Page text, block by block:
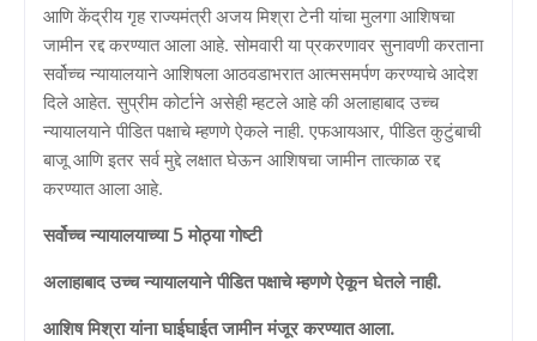
आणि केंद्रीय गृह राज्यमंत्री अजय मिश्रा टेनी यांचा मुलगा आशिषचा
जामीन रद्द करण्यात आला आहे. सोमवारी या प्रकरणावर सुनावणी करताना
सर्वोच्च न्यायालयाने आशिषला आठवडाभरात आत्मसमर्पण करण्याचे आदेश
दिले आहेत. सुप्रीम कोर्टाने असेही म्हटले आहे की अलाहाबाद उच्च
न्यायालयाने पीडित पक्षाचे म्हणणे ऐकले नाही. एफआयआर, पीडित कुटुंबाची
बाजू आणि इतर सर्व मुद्दे लक्षात घेऊन आशिषचा जामीन तात्काळ रद्द
करण्यात आला आहे.
सर्वोच्च न्यायालयाच्या 5 मोठ्या गोष्टी
अलाहाबाद उच्च न्यायालयाने पीडित पक्षाचे म्हणणे ऐकून घेतले नाही.
आशिष मिश्रा यांना घाईघाईत जामीन मंजूर करण्यात आला.